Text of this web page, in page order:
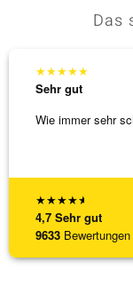
Das
★★★★★
4,7 Sehr gut
9633 Bewertungen
★★★★★
Sehr gut
Wie immer sehr